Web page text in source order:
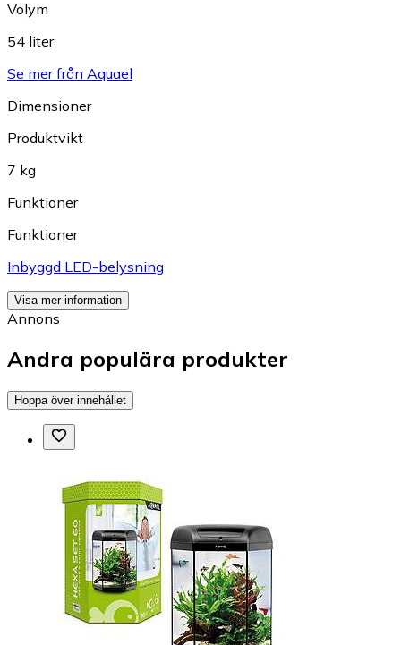
Volym
54 liter
Se mer från Aquael
Dimensioner
Produktvikt
7 kg
Funktioner
Funktioner
Inbyggd LED-belysning
Visa mer information
Annons
Andra populära produkter
Hoppa över innehållet